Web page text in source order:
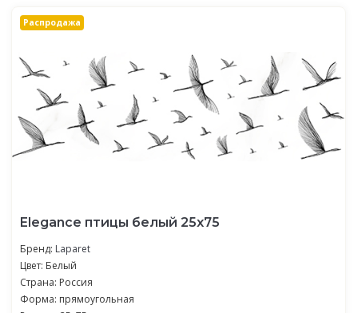
Распродажа
Elegance птицы белый 25х75
Бренд: Laparet
Цвет: Белый
Страна: Россия
Форма: прямоугольная